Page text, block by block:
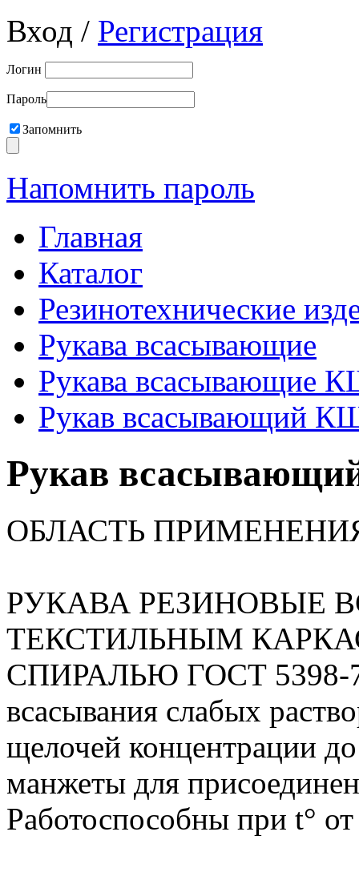
Вход / Регистрация
Логин
Пароль
Запомнить
Напомнить пароль
Главная
Каталог
Резинотехнические
Рукава всасывающие
Рукава всасывающие
Рукав всасывающий
Рукав
ОБЛАСТЬ
РУКАВА РЕЗИНОВЫЕ
ТЕКСТИЛЬНЫМ
СПИРАЛЬЮ ГОСТ 5398-
всасывания слабых
щелочей концентрации
манжеты для
Работоспособны при t°